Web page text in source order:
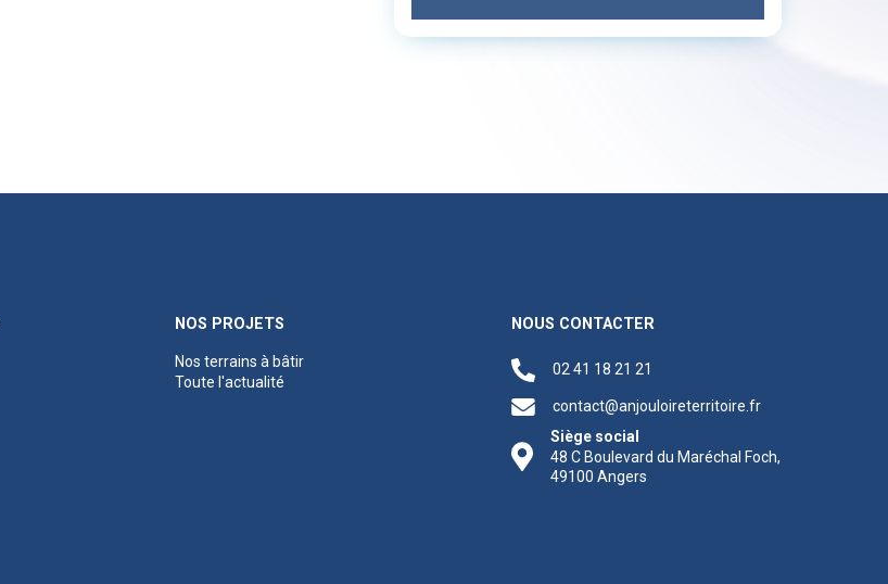
NOS PROJETS
Nos terrains à bâtir
Toute l'actualité
NOUS CONTACTER
02 41 18 21 21
contact@anjouloireterritoire.fr
Siège social
48 C Boulevard du Maréchal Foch,
49100 Angers